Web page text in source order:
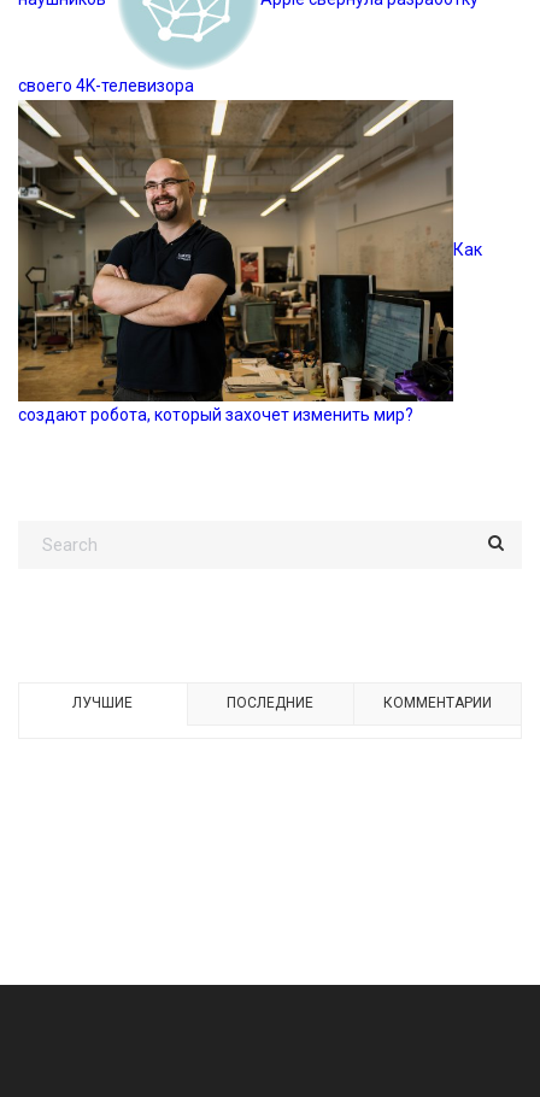
своего 4K-телевизора
Как
создают робота, который захочет изменить мир?
ЛУЧШИЕ ПОСЛЕДНИЕ КОММЕНТАРИИ